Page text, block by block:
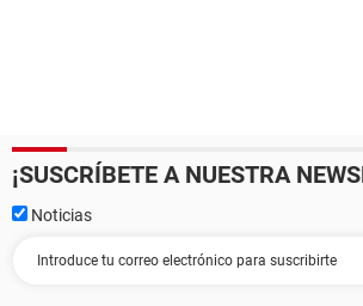
¡SUSCRÍBETE A NUESTRA
Noticias